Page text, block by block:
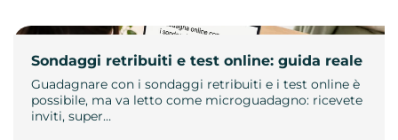
Sondaggi retribuiti e test online: guida reale
Guadagnare con i sondaggi retribuiti e i test online è
possibile, ma va letto come microguadagno: ricevete
inviti, super…